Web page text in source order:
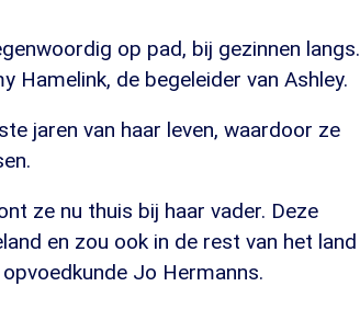
op pad, bij gezinnen langs.
Hamelink, de begeleider van Ashley.
jaren van haar leven, waardoor ze
ze nu thuis bij haar vader. Deze
en zou ook in de rest van het land
Jo Hermanns.